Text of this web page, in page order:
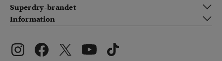
Superdry-brandet
Information